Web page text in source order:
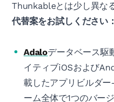
Thunkableとは少し異な
代替案をお試しください：
Adaloデータベース駆
イティブiOSおよび
載したアプリビルダ
ーム全体で1つのバー